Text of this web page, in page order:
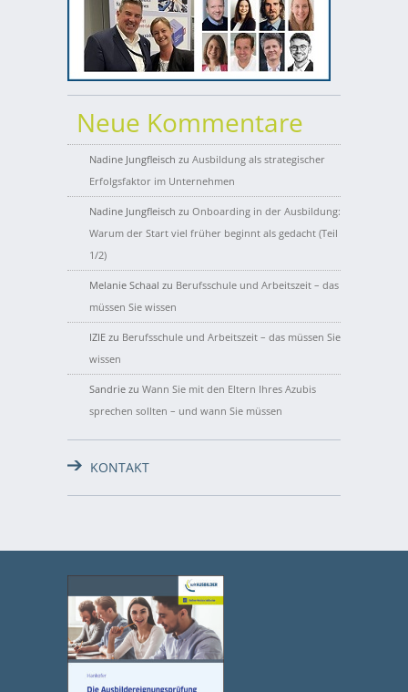
Neue Kommentare
Nadine Jungfleisch zu Ausbildung als strategischer
Erfolgsfaktor im Unternehmen
Nadine Jungfleisch zu Onboarding in der Ausbildung:
Warum der Start viel früher beginnt als gedacht (Teil
1/2)
Melanie Schaal zu Berufsschule und Arbeitszeit – das
müssen Sie wissen
IZIE zu Berufsschule und Arbeitszeit – das müssen Sie
wissen
Sandrie zu Wann Sie mit den Eltern Ihres Azubis
sprechen sollten – und wann Sie müssen
KONTAKT